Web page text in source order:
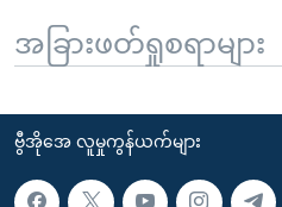
အခြားဖတ်ရှုစရာများ
ဗွီအိုအေ လူမှုကွန်ယက်များ